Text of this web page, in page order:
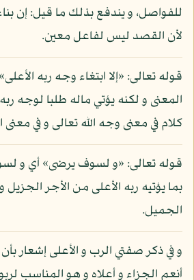
للفواصل، و يندفع بذلك ما قيل: إن
لأن القصد ليس لفاعل معين.
قوله تعالى: «إلا ابتغاء وجه ربه
المعنى و لكنه يؤتي ماله طلبا لوجه
كلام في معنى وجه الله تعالى و في معنى
قوله تعالى: «و لسوف يرضى» أي و
بما يؤتيه ربه الأعلى من الأجر
الجميل.
و في ذكر صفتي الرب و الأعلى إشعار
أنعم الجزاء و أعلاه و هو المناسب